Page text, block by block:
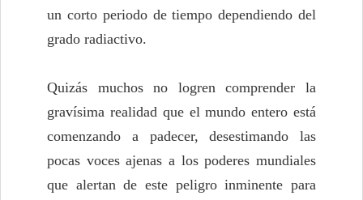
un corto periodo de tiempo dependiendo del
grado radiactivo.
Quizás muchos no logren comprender la
gravísima realidad que el mundo entero está
comenzando a padecer, desestimando las
pocas voces ajenas a los poderes mundiales
que alertan de este peligro inminente para